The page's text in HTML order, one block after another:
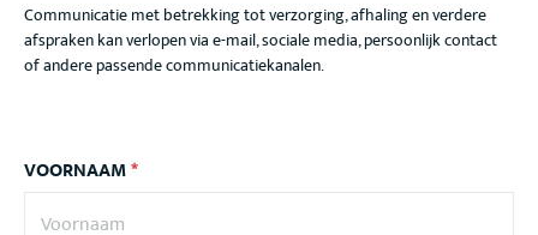
Communicatie met betrekking tot verzorging, afhaling en verdere
afspraken kan verlopen via e-mail, sociale media, persoonlijk contact
of andere passende communicatiekanalen.
VOORNAAM*